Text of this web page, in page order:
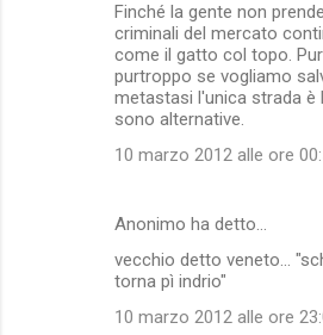
Finché la gente non
criminali del mercato
come il gatto col topo.
purtroppo se vogliamo
metastasi l'unica strada è
sono alternative.
10 marzo 2012 alle ore
Anonimo ha detto…
vecchio detto veneto...
torna pì indrio"
10 marzo 2012 alle ore